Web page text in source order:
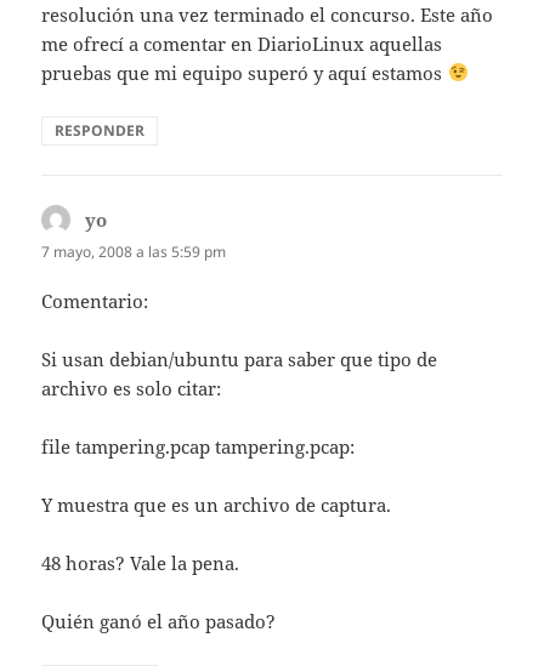
resolución una vez terminado el concurso. Este año
me ofrecí a comentar en DiarioLinux aquellas
pruebas que mi equipo superó y aquí estamos
RESPONDER
yo
7 mayo, 2008 a las 5:59 pm
Comentario:
Si usan debian/ubuntu para saber que tipo de
archivo es solo citar:
file tampering.pcap tampering.pcap:
Y muestra que es un archivo de captura.
48 horas? Vale la pena.
Quién ganó el año pasado?